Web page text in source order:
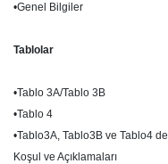
•Genel Bilgiler
Tablolar
•Tablo 3A/Tablo 3B
•Tablo 4
•Tablo3A, Tablo3B ve Tablo4
Koşul ve Açıklamaları